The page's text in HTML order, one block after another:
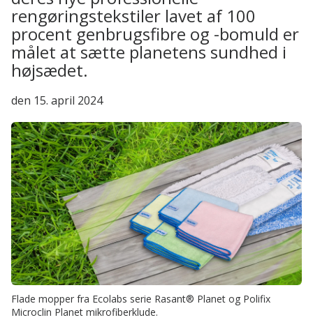
rengøringstekstiler lavet af 100
procent genbrugsfibre og -bomuld er
målet at sætte planetens sundhed i
højsædet.
den 15. april 2024
Flade mopper fra Ecolabs serie Rasant® Planet og Polifix
Microclin Planet mikrofiberklude.